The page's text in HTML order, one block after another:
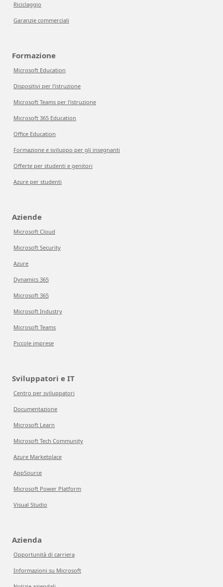
Riciclaggio
Garanzie commerciali
Formazione
Microsoft Education
Dispositivi per l'istruzione
Microsoft Teams per l'istruzione
Microsoft 365 Education
Office Education
Formazione e sviluppo per gli insegnanti
Offerte per studenti e genitori
Azure per studenti
Aziende
Microsoft Cloud
Microsoft Security
Azure
Dynamics 365
Microsoft 365
Microsoft Industry
Microsoft Teams
Piccole imprese
Sviluppatori e IT
Centro per sviluppatori
Documentazione
Microsoft Learn
Microsoft Tech Community
Azure Marketplace
AppSource
Microsoft Power Platform
Visual Studio
Azienda
Opportunità di carriera
Informazioni su Microsoft